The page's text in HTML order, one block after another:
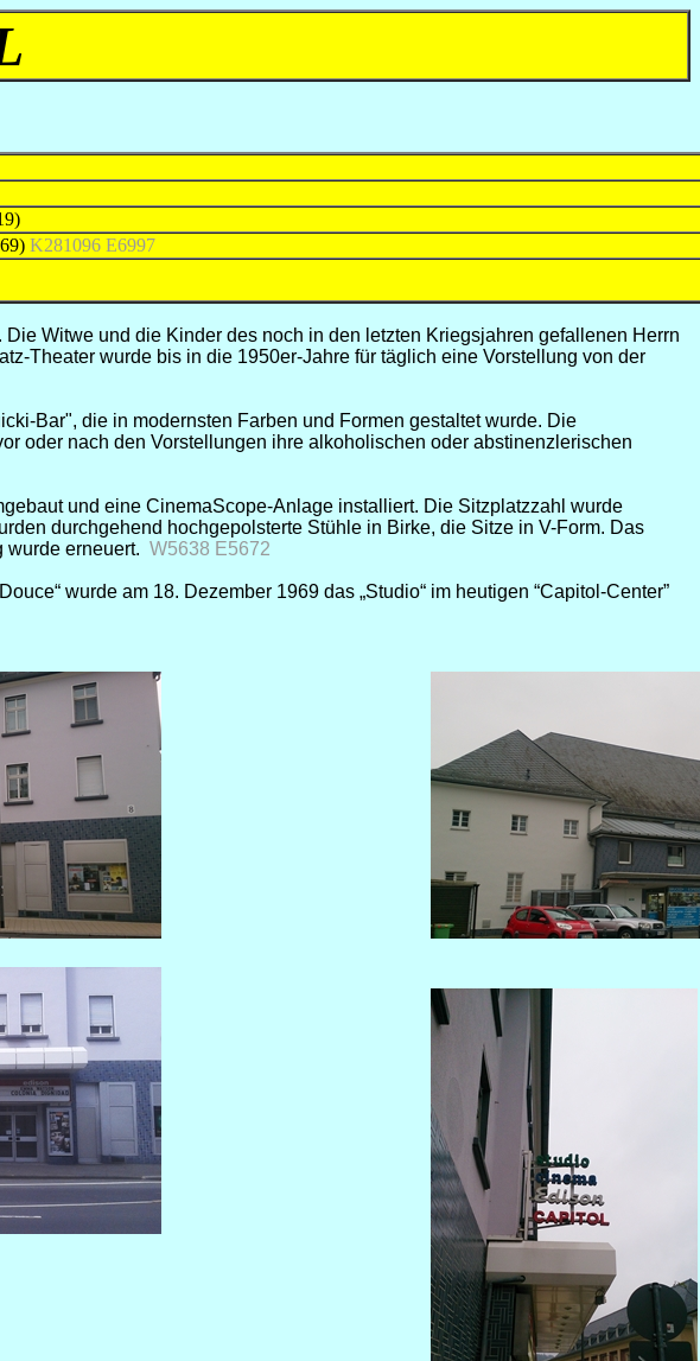
K281096 E6997
Witwe und die Kinder des noch in den letzten Kriegsjahren gefallenen Herrn
Theater wurde bis in die 1950er-Jahre für täglich eine Vorstellung von der
Bar", die in modernsten Farben und Formen gestaltet wurde. Die
oder nach den Vorstellungen ihre alkoholischen oder abstinenzlerischen
und eine CinemaScope-Anlage installiert. Die Sitzplatzzahl wurde
durchgehend hochgepolsterte Stühle in Birke, die Sitze in V-Form. Das
wurde erneuert. W5638 E5672
wurde am 18. Dezember 1969 das „Studio“ im heutigen “Capitol-Center”